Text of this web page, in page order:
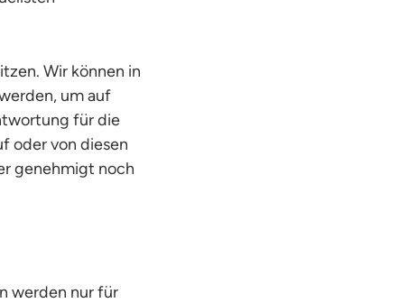
Wir können in
um auf
für die
oder von diesen
genehmigt noch
werden nur für